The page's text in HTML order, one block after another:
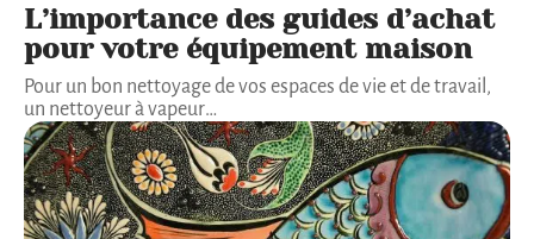
L’importance des guides d’achat
pour votre équipement maison
Pour un bon nettoyage de vos espaces de vie et de travail,
un nettoyeur à vapeur…